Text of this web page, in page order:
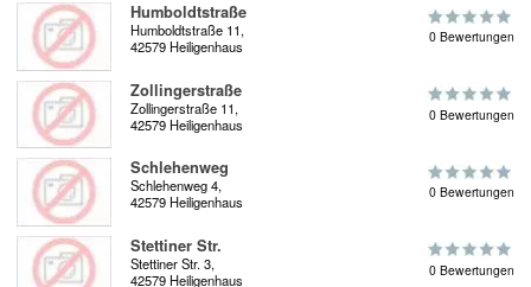
Humboldtstraße
Humboldtstraße 11,
42579 Heiligenhaus
0 Bewertungen
Zollingerstraße
Zollingerstraße 11,
42579 Heiligenhaus
0 Bewertungen
Schlehenweg
Schlehenweg 4,
42579 Heiligenhaus
0 Bewertungen
Stettiner Str.
Stettiner Str. 3,
42579 Heiligenhaus
0 Bewertungen